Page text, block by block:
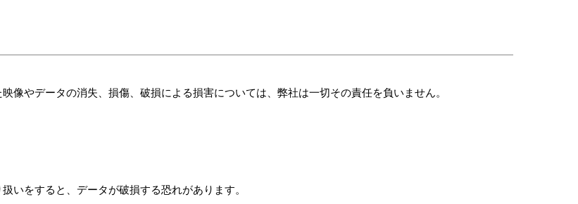
像やデータの消失、損傷、破損による損害については、弊社は一切その責任を負いません。
いをすると、データが破損する恐れがあります。